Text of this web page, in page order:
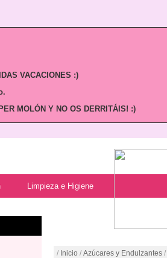
VACACIONES :)
MOLÓN Y NO OS DERRITÁIS! :)
Limpieza e Higiene
/ Inicio / Azúcares y Endulzantes